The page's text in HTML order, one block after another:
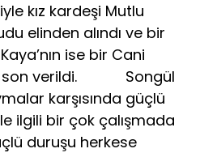
kız kardeşi Mutlu
elinden alındı ve bir
ise bir Cani
son verildi. Songül
karşısında güçlü
ilgili bir çok çalışmada
duruşu herkese